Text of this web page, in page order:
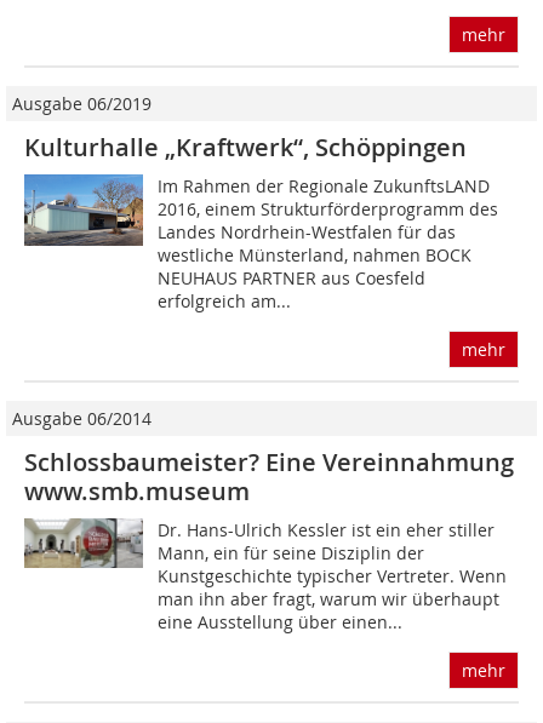
mehr
Ausgabe 06/2019
Kulturhalle „Kraftwerk“, Schöppingen
Im Rahmen der Regionale ZukunftsLAND
2016, einem Strukturförderprogramm des
Landes Nord­rhein-Westfalen für das
westliche Münsterland, nahmen BOCK
NEUHAUS PARTNER aus Coesfeld
erfolgreich am...
mehr
Ausgabe 06/2014
Schlossbaumeister? Eine Vereinnahmung
www.smb.museum
Dr. Hans-Ulrich Kessler ist ein eher stiller
Mann, ein für seine Disziplin der
Kunstgeschichte typischer Vertreter. Wenn
man ihn aber fragt, warum wir überhaupt
eine Ausstellung über einen...
mehr